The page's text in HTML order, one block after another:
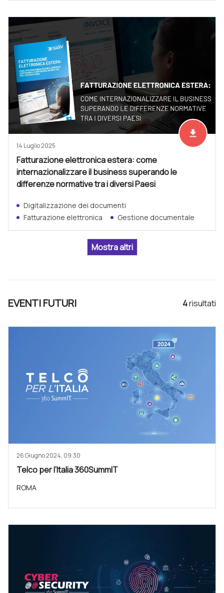
Scarica
file_download
14 Luglio 2025
Fatturazione elettronica estera: come
internazionalizzare il business superando le
differenze normative tra i diversi Paesi
Digitalizzazione dei documenti
Fatturazione elettronica
Gestione documentale
EVENTI FUTURI 4risultati
26 Giugno 2024, 09:30
Telco per l’Italia 360SummIT
ROMA